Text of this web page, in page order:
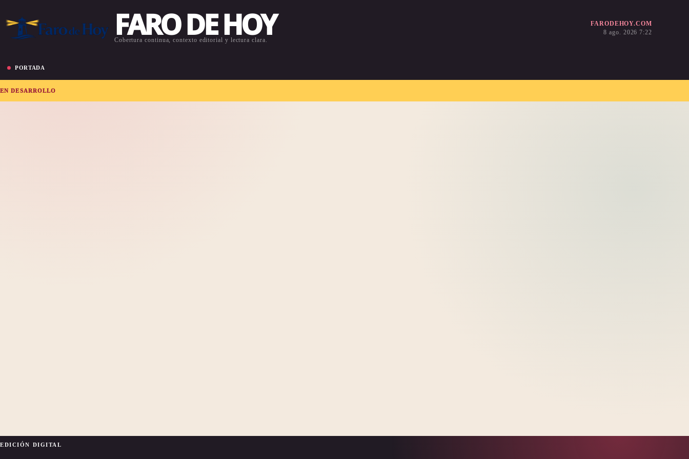
FARO DE HOY
Cobertura continua, contexto editorial y lectura clara.
FARODEHOY.COM
8 ago. 2026 7:22
PORTADA
EN DESARROLLO
EDICIÓN DIGITAL